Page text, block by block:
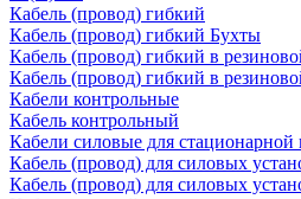
Кабель (провод) гибкий
Кабель (провод) гибкий Бухты
Кабель (провод) гибкий в
Кабель (провод) гибкий в
Кабели контрольные
Кабель контрольный
Кабели силовые для стационарной
Кабель (провод) для силовых
Кабель (провод) для силовых